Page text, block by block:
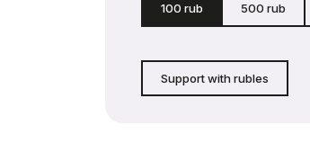
100 rub 500 rub
Support with rubles